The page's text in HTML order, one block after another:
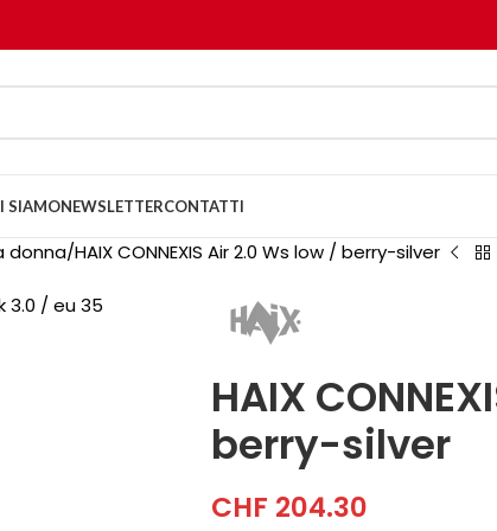
SIAMONEWSLETTERCONTATTI
donna HAIX CONNEXIS Air 2.0 Ws low / berry-silver
HAIX
berry-silver
CHF 204.30